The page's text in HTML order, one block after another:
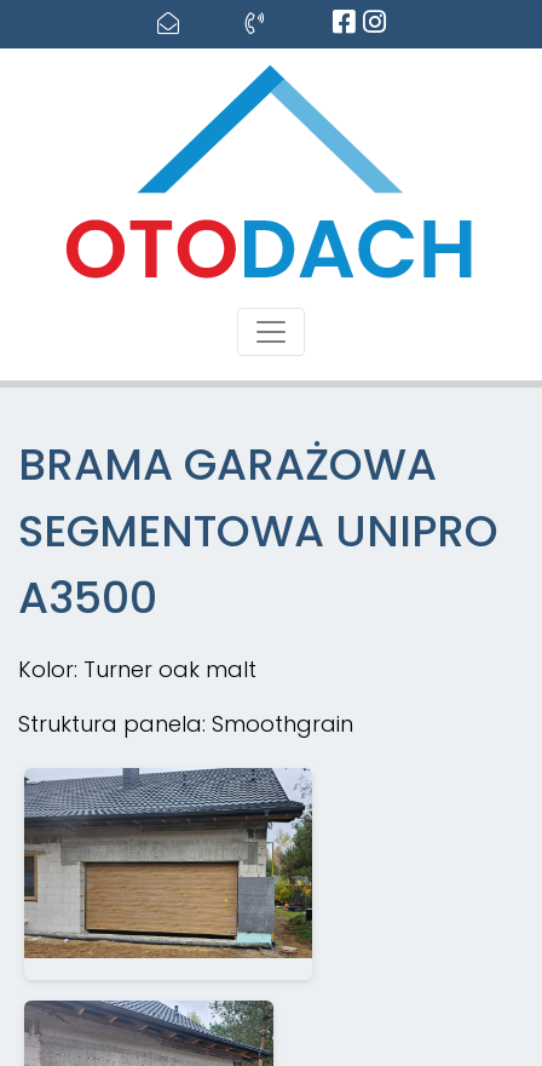
BRAMA GARAŻOWA
SEGMENTOWA UNIPRO
A3500
Kolor: Turner oak malt
Struktura panela: Smoothgrain